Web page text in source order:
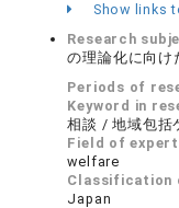
Show links
Research
の理論化に向け
Periods of
Keyword in
相談 / 地域包括
Field of
welfare
Classification
Japan